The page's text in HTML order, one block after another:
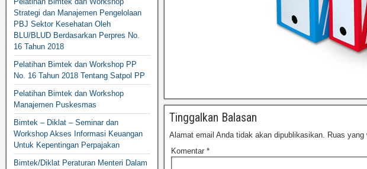
Tinggalkan Balasan
Alamat email Anda tidak akan dipublikasikan. Ruas yang
Komentar *
Strategi dan Manajemen Pengelolaan
PBJ Sektor Kesehatan Oleh
BLU/BLUD Berdasarkan Perpres No.
16 Tahun 2018
Pelatihan Bimtek dan Workshop PP
No. 16 Tahun 2018 Tentang Satpol PP
Pelatihan Bimtek dan Workshop
Manajemen Puskesmas
Bimtek – Diklat – Seminar dan
Workshop Akses Informasi Keuangan
Untuk Kepentingan Perpajakan
Bimtek/Diklat Peraturan Menteri Dalam